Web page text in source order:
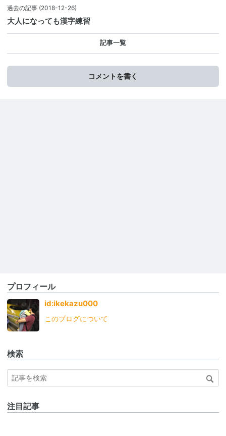
過去の記事 (2018-12-26)
大人になっても漢字練習
記事一覧
コメントを書く
プロフィール
id:ikekazu000
このブログについて
検索
注目記事